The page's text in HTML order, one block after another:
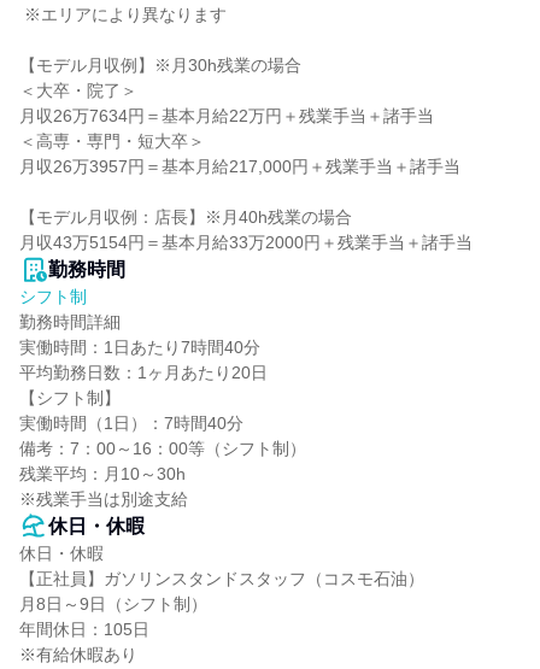
【モデル月収例】※月30h残業の場合
＜大卒・院了＞
月収26万7634円＝基本月給22万円＋残業手当＋諸手当
＜高専・専門・短大卒＞
月収26万3957円＝基本月給217,000円＋残業手当＋諸手当
【モデル月収例：店長】※月40h残業の場合
月収43万5154円＝基本月給33万2000円＋残業手当＋諸手当
勤務時間
シフト制
勤務時間詳細
実働時間：1日あたり7時間40分
平均勤務日数：1ヶ月あたり20日
【シフト制】
実働時間（1日）：7時間40分
備考：7：00～16：00等（シフト制）
残業平均：月10～30h
※残業手当は別途支給
休日・休暇
休日・休暇
【正社員】ガソリンスタンドスタッフ（コスモ石油）
月8日～9日（シフト制）
年間休日：105日
※有給休暇あり